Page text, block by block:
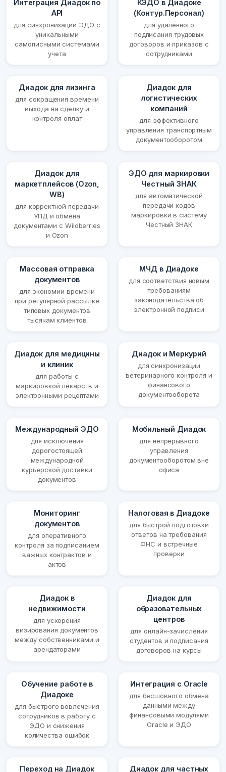
Интеграция Диадок по
API
для синхронизации ЭДО с
уникальными
самописными системами
учета
КЭДО в Диадоке
(Контур.Персонал)
для удаленного
подписания трудовых
договоров и приказов с
сотрудниками
Диадок для лизинга
для сокращения времени
выхода на сделку и
контроля оплат
Диадок для
логистических
компаний
для эффективного
управления транспортным
документооборотом
Диадок для
маркетплейсов (Ozon,
WB)
для корректной передачи
УПД и обмена
документами с Wildberries
и Ozon
ЭДО для маркировки
Честный ЗНАК
для автоматической
передачи кодов
маркировки в систему
Честный ЗНАК
Массовая отправка
документов
для экономии времени
при регулярной рассылке
типовых документов
тысячам клиентов
МЧД в Диадоке
для соответствия новым
требованиям
законодательства об
электронной подписи
Диадок для медицины
и клиник
для работы с
маркировкой лекарств и
электронными рецептами
Диадок и Меркурий
для синхронизации
ветеринарного контроля и
финансового
документооборота
Международный ЭДО
для исключения
дорогостоящей
международной
курьерской доставки
документов
Мобильный Диадок
для непрерывного
управления
документооборотом вне
офиса
Мониторинг
документов
для оперативного
контроля за подписанием
важных контрактов и
актов
Налоговая в Диадоке
для быстрой подготовки
ответов на требования
ФНС и встречные
проверки
Диадок в
недвижимости
для ускорения
визирования документов
между собственниками и
арендаторами
Диадок для
образовательных
центров
для онлайн-зачисления
студентов и подписания
договоров на курсы
Обучение работе в
Диадоке
для быстрого вовлечения
сотрудников в работу с
ЭДО и снижения
количества ошибок
Интеграция с Oracle
для бесшовного обмена
данными между
финансовыми модулями
Oracle и ЭДО
Переход на Диадок
Диадок для частных